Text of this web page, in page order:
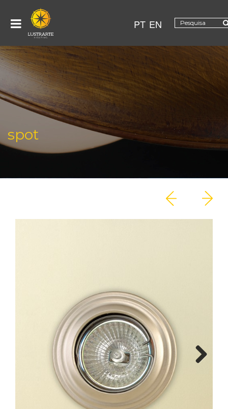
PT EN
spot